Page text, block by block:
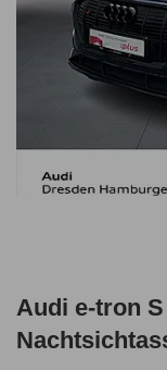
Audi e-tron